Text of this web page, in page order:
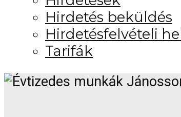
Hirdetés beküldés
Hirdetésfelvételi
Tarifák